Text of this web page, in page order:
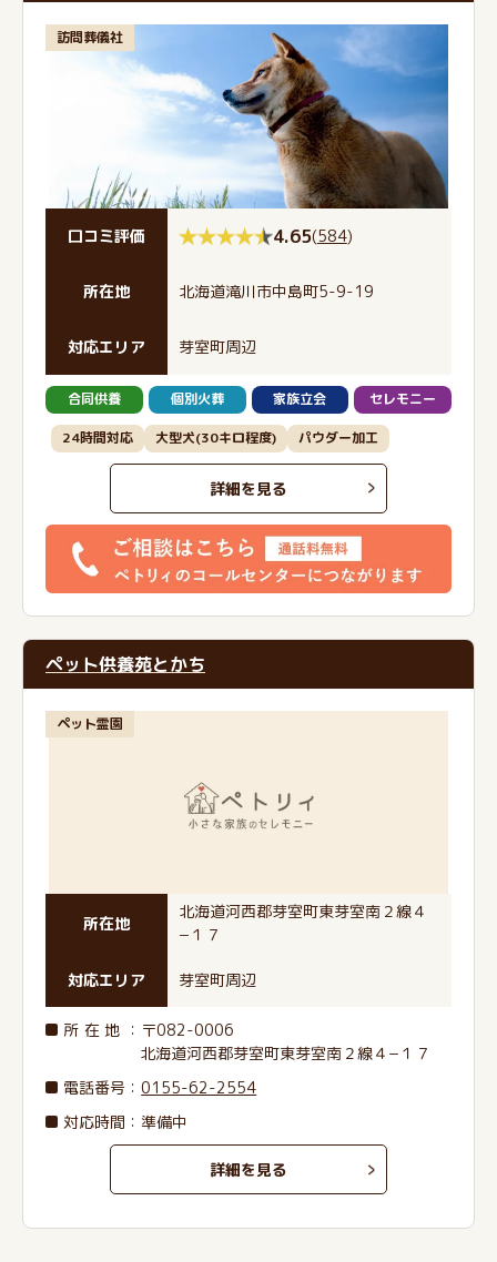
訪問葬儀社
口コミ評価 4.65(584)
所在地 北海道滝川市中島町5-9-19
対応エリア 芽室町周辺
合同供養 個別火葬 家族立会 セレモニー
24時間対応 大型犬(30キロ程度) パウダー加工
詳細を見る
ペット供養苑とかち
ペット霊園
所在地
北海道河西郡芽室町東芽室南２線４
−１７
対応エリア 芽室町周辺
所在地 ：〒082-0006
北海道河西郡芽室町東芽室南２線４−１７
電話番号 ：0155-62-2554
対応時間：準備中
詳細を見る